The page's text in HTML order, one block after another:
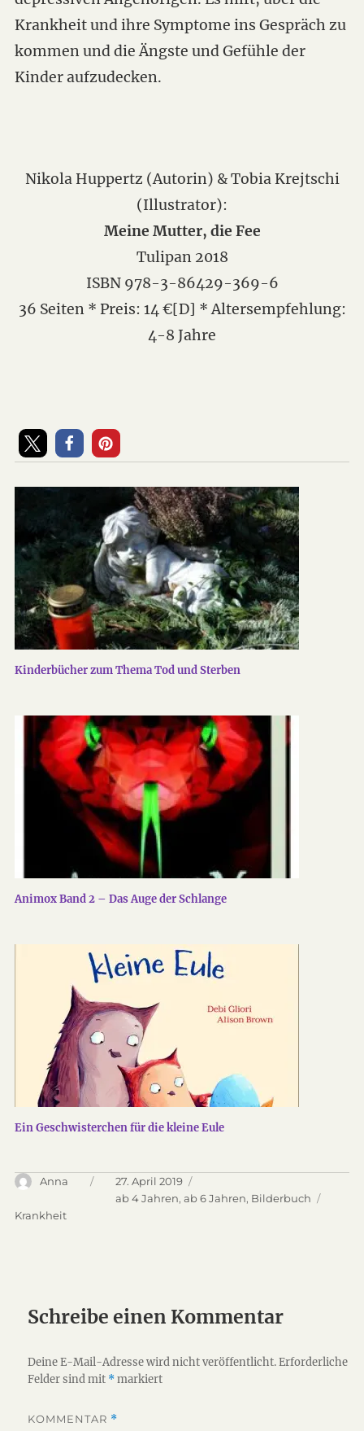
Krankheit und ihre Symptome ins Gespräch zu
kommen und die Ängste und Gefühle der
Kinder aufzudecken.
Nikola Huppertz (Autorin) & Tobia Krejtschi
(Illustrator):
Meine Mutter, die Fee
Tulipan 2018
ISBN 978-3-86429-369-6
36 Seiten * Preis: 14 €[D] * Altersempfehlung:
4-8 Jahre
Kinderbücher zum Thema Tod und Sterben
Animox Band 2 – Das Auge der Schlange
Ein Geschwisterchen für die kleine Eule
Autor
Anna
Veröffentlicht
am
27. April 2019
Kategorien
ab 4 Jahren, ab 6 Jahren, Bilderbuch
Schlagwörter
Krankheit
Schreibe einen Kommentar
Deine E-Mail-Adresse wird nicht veröffentlicht. Erforderliche
Felder sind mit *markiert
KOMMENTAR *